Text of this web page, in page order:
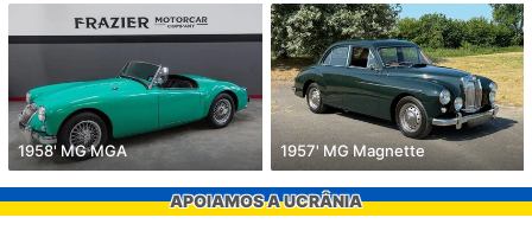
1958' MG MGA 1957' MG Magnette
APOIAMOS A UCRÂNIA